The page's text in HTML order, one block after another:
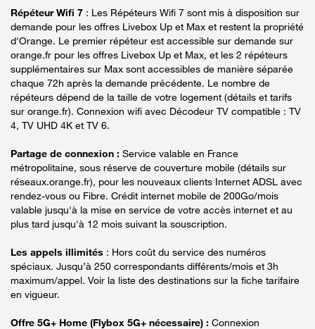
Répéteur Wifi 7 : Les Répéteurs Wifi 7 sont mis à disposition sur
demande pour les offres Livebox Up et Max et restent la propriété
d'Orange. Le premier répéteur est accessible sur demande sur
orange.fr pour les offres Livebox Up et Max, et les 2 répéteurs
supplémentaires sur Max sont accessibles de manière séparée
chaque 72h après la demande précédente. Le nombre de
répéteurs dépend de la taille de votre logement (détails et tarifs
sur orange.fr). Connexion wifi avec Décodeur TV compatible : TV
4, TV UHD 4K et TV 6.
Partage de connexion : Service valable en France
métropolitaine, sous réserve de couverture mobile (détails sur
réseaux.orange.fr), pour les nouveaux clients Internet ADSL avec
rendez-vous ou Fibre. Crédit internet mobile de 200Go/mois
valable jusqu'à la mise en service de votre accès internet et au
plus tard jusqu'à 12 mois suivant la souscription.
Les appels illimités : Hors coût du service des numéros
spéciaux. Jusqu’à 250 correspondants différents/mois et 3h
maximum/appel. Voir la liste des destinations sur la fiche tarifaire
en vigueur.
Offre 5G+ Home (Flybox 5G+ nécessaire) : Connexion